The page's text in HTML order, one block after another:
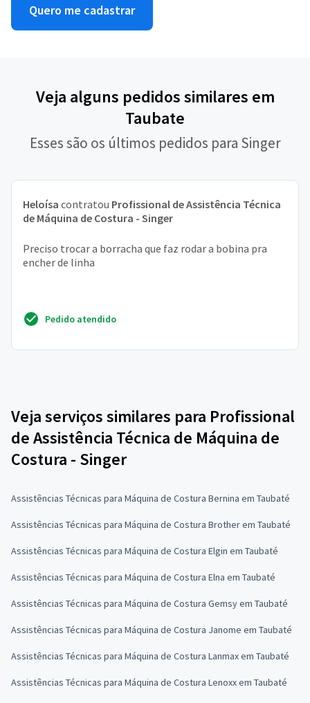
Quero me cadastrar
Veja alguns pedidos similares em
Taubate
Esses são os últimos pedidos para Singer
Heloísa contratou Profissional de Assistência Técnica
de Máquina de Costura - Singer
Preciso trocar a borracha que faz rodar a bobina pra
encher de linha
Pedido atendido
Veja serviços similares para Profissional
de Assistência Técnica de Máquina de
Costura - Singer
Assistências Técnicas para Máquina de Costura Bernina em Taubaté
Assistências Técnicas para Máquina de Costura Brother em Taubaté
Assistências Técnicas para Máquina de Costura Elgin em Taubaté
Assistências Técnicas para Máquina de Costura Elna em Taubaté
Assistências Técnicas para Máquina de Costura Gemsy em Taubaté
Assistências Técnicas para Máquina de Costura Janome em Taubaté
Assistências Técnicas para Máquina de Costura Lanmax em Taubaté
Assistências Técnicas para Máquina de Costura Lenoxx em Taubaté